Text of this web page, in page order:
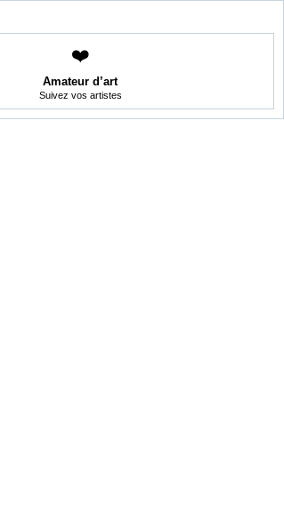
❤️
Amateur d’art
Suivez vos artistes